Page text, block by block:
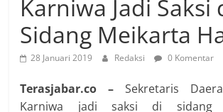
Karniwa Jadi Saksi
Sidang Meikarta
28 Januari 2019 Redaksi 0 Komentar
Terasjabar.co – Sekretaris
Karniwa jadi saksi di sidang